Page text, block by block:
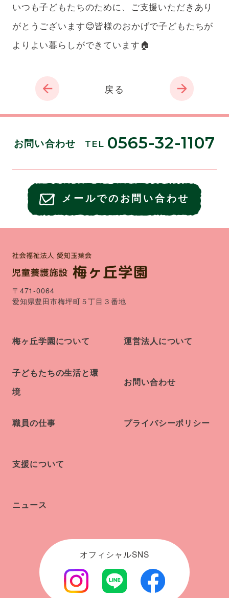
いつも子どもたちのために、ご支援いただきあり
がとうございます😊皆様のおかげで子どもたちが
よりよい暮らしができています🏠
戻る
お問い合わせ TEL 0565-32-1107
メールでのお問い合わせ
〒471-0064
愛知県豊田市梅坪町５丁目３番地
梅ヶ丘学園について
子どもたちの生活と環
境
職員の仕事
支援について
ニュース
運営法人について
お問い合わせ
プライバシーポリシー
オフィシャルSNS